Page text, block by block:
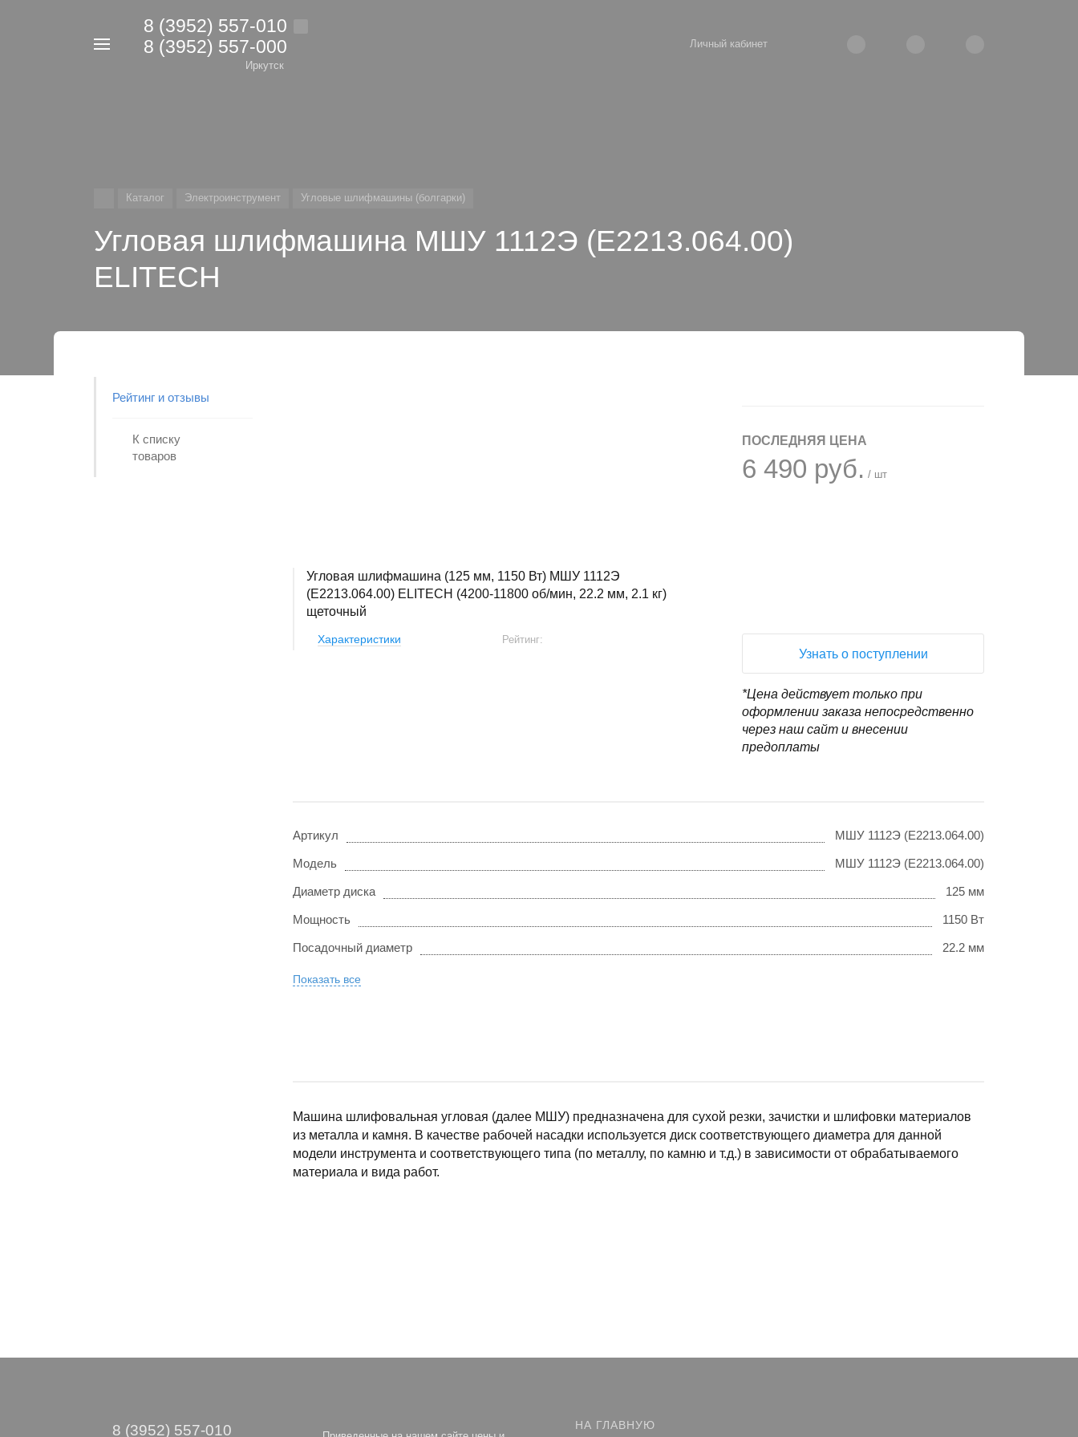
8 (3952) 557-010
8 (3952) 557-000
Иркутск
Личный кабинет
Каталог Электроинструмент Угловые шлифмашины (болгарки)
Угловая шлифмашина МШУ 1112Э (E2213.064.00)
ELITECH
Рейтинг и отзывы
К списку
товаров
Угловая шлифмашина (125 мм, 1150 Вт) МШУ 1112Э
(E2213.064.00) ELITECH (4200-11800 об/мин, 22.2 мм, 2.1 кг)
щеточный
Характеристики Рейтинг:
ПОСЛЕДНЯЯ ЦЕНА
6 490 руб. / шт
Узнать о поступлении
*Цена действует только при
оформлении заказа непосредственно
через наш сайт и внесении
предоплаты
Артикул МШУ 1112Э (E2213.064.00)
Модель МШУ 1112Э (E2213.064.00)
Диаметр диска 125 мм
Мощность 1150 Вт
Посадочный диаметр 22.2 мм
Показать все
Машина шлифовальная угловая (далее МШУ) предназначена для сухой резки, зачистки и шлифовки материалов
из металла и камня. В качестве рабочей насадки используется диск соответствующего диаметра для данной
модели инструмента и соответствующего типа (по металлу, по камню и т.д.) в зависимости от обрабатываемого
материала и вида работ.
8 (3952) 557-010 НА ГЛАВНУЮ